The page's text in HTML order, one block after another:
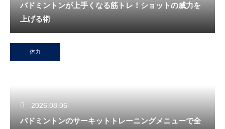
バドミントンが上手くなる筋トレ！ショットの威力を
上げる術
体力
2026.08.06
バドミントンのサーキットトレーニングメニューで全